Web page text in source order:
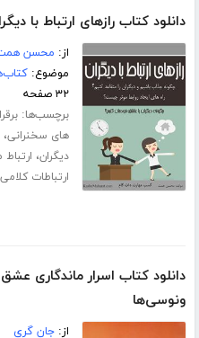
دانلود کتاب رازهای ارتباط با
از: محسن
موضوع:
۳۲ صفحه
برچسب‌ها:
های سخنرانی،
دیگران، ارتباط
ارتباطات کلامی
دانلود کتاب اسرار ماندگاری
ونوسی‌ها‎
از:جان گری